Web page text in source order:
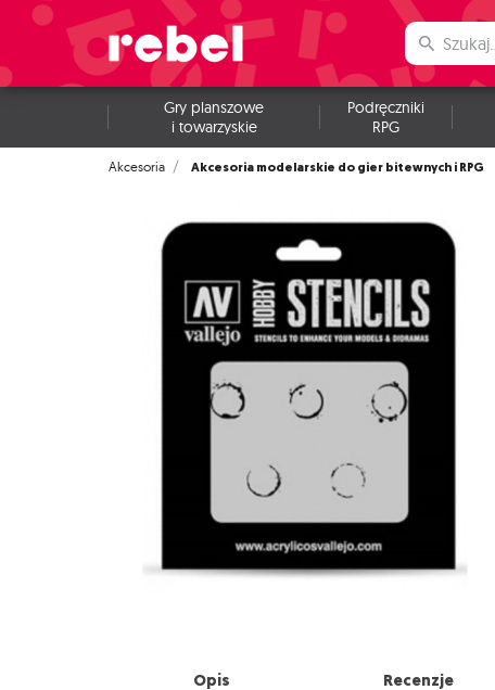
Gry planszowe
i towarzyskie
Podręczniki
RPG
Akcesoria Akcesoria modelarskie do gier bitewnych i RPG
Opis Recenzje